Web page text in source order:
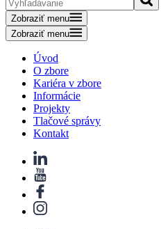
Zobraziť menu
Zobraziť menu
Úvod
O zbore
Kariéra v zbore
Informácie
Projekty
Tlačové správy
Kontakt